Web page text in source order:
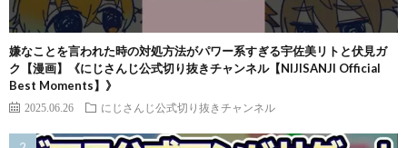
嫌なことを言われた時の対処方法がパワー系すぎる宇佐美リトと伏見ガ
ク【漫画】《にじさんじ公式切り抜きチャンネル【NIJISANJI Official
Best Moments】》
2025.06.26 にじさんじ公式切り抜きチャンネル